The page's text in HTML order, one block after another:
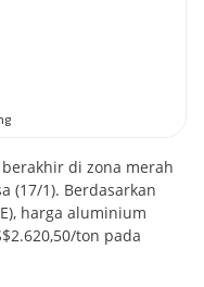
di zona merah
(17/1). Berdasarkan
harga aluminium
ton pada